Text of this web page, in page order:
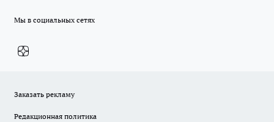
Мы в социальных сетях
Заказать рекламу
Редакционная политика